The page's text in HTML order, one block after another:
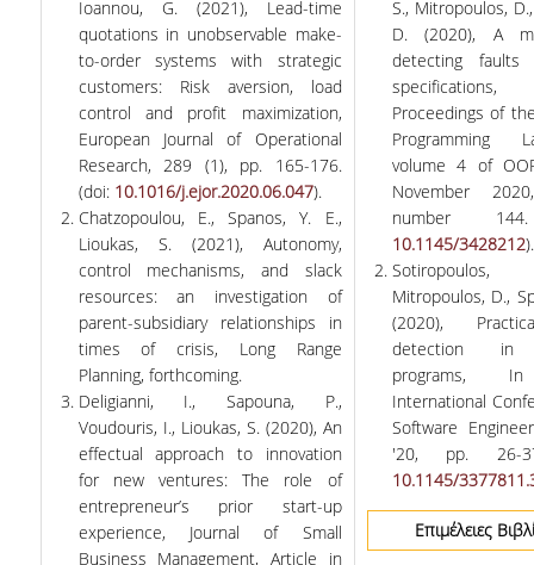
Ioannou, G. (2021), Lead-time
quotations in unobservable make-
to-order systems with strategic
customers: Risk aversion, load
control and profit maximization,
European Journal of Operational
Research, 289 (1), pp. 165-176.
(doi: 10.1016/j.ejor.2020.06.047).
Chatzopoulou, E., Spanos, Y. E.,
Lioukas, S. (2021), Autonomy,
control mechanisms, and slack
resources: an investigation of
parent-subsidiary relationships in
times of crisis, Long Range
Planning, forthcoming.
Deligianni, I., Sapouna, P.,
Voudouris, I., Lioukas, S. (2020), An
effectual approach to innovation
for new ventures: The role of
entrepreneur’s prior start-up
experience, Journal of Small
Business Management, Article in
S., Mitropoulos,
D. (2020), A
detecting
Proceedings of
Programming
volume 4 of
November
number
10.1145/3428212).
Mitropoulos, D.,
(2020),
detection in
programs,
International
Software
'20, pp. 26-
10.1145/
Επιμέλειες